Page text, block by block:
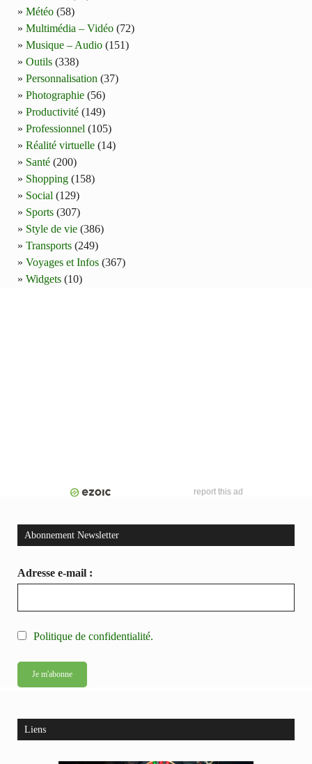
Météo (58)
Multimédia – Vidéo (72)
Musique – Audio (151)
Outils (338)
Personnalisation (37)
Photographie (56)
Productivité (149)
Professionnel (105)
Réalité virtuelle (14)
Santé (200)
Shopping (158)
Social (129)
Sports (307)
Style de vie (386)
Transports (249)
Voyages et Infos (367)
Widgets (10)
report this ad
Abonnement Newsletter
Adresse e-mail :
Politique de confidentialité.
Liens